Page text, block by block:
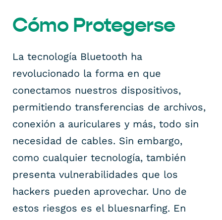
Cómo Protegerse
La tecnología Bluetooth ha
revolucionado la forma en que
conectamos nuestros dispositivos,
permitiendo transferencias de archivos,
conexión a auriculares y más, todo sin
necesidad de cables. Sin embargo,
como cualquier tecnología, también
presenta vulnerabilidades que los
hackers pueden aprovechar. Uno de
estos riesgos es el bluesnarfing. En